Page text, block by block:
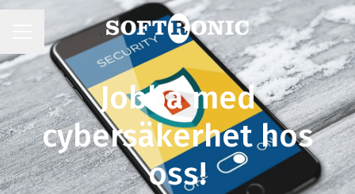
KARRIÄRMENY
Jobba med
cybersäkerhet hos
oss!